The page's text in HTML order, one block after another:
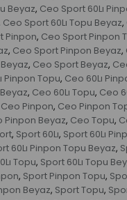
Beyaz, Ceo Sport 60Lı
Ceo Sport 60Lı Topu Beyaz,
Pinpon, Ceo Sport Pinpon
, Ceo Sport Pinpon Beyaz,
, Ceo Sport Beyaz,
Pinpon Topu, Ceo 60Lı
, Ceo 60Lı Topu, Ceo
Ceo Pinpon, Ceo Pinpon
Pinpon Beyaz, Ceo Topu,
, Sport 60Lı, Sport 60Lı
60Lı Pinpon Topu Beyaz,
Topu, Sport 60Lı Topu
, Sport Pinpon Topu,
Beyaz, Sport Topu,